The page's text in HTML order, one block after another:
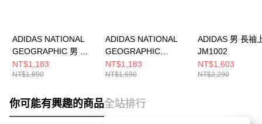
ADIDAS NATIONAL
GEOGRAPHIC 男 短
袖上衣 KC2351
NT$1,183
NT$1,690
ADIDAS NATIONAL
GEOGRAPHIC
AEROREADY 男 短袖
上衣 KC2349
NT$1,183
NT$1,690
ADIDAS 男 長袖
JM1002
NT$1,603
NT$2,290
你可能有興趣的商品全站排行